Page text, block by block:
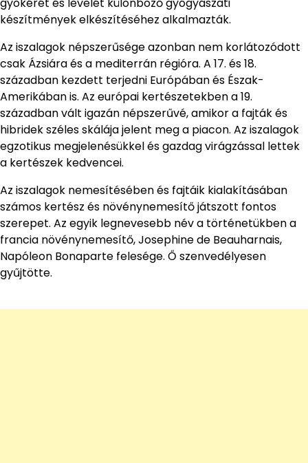
készítmények elkészítéséhez alkalmazták.
Az iszalagok népszerűsége azonban nem korlátozódott
csak Ázsiára és a mediterrán régióra. A 17. és 18.
században kezdett terjedni Európában és Észak-
Amerikában is. Az európai kertészetekben a 19.
században vált igazán népszerűvé, amikor a fajták és
hibridek széles skálája jelent meg a piacon. Az iszalagok
egzotikus megjelenésükkel és gazdag virágzással lettek
a kertészek kedvencei.
Az iszalagok nemesítésében és fajtáik kialakításában
számos kertész és növénynemesítő játszott fontos
szerepet. Az egyik legnevesebb név a történetükben a
francia növénynemesítő, Josephine de Beauharnais,
Napóleon Bonaparte felesége. Ő szenvedélyesen
gyűjtötte.